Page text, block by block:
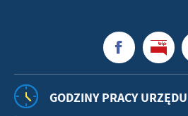
GODZINY PRACY URZĘDU